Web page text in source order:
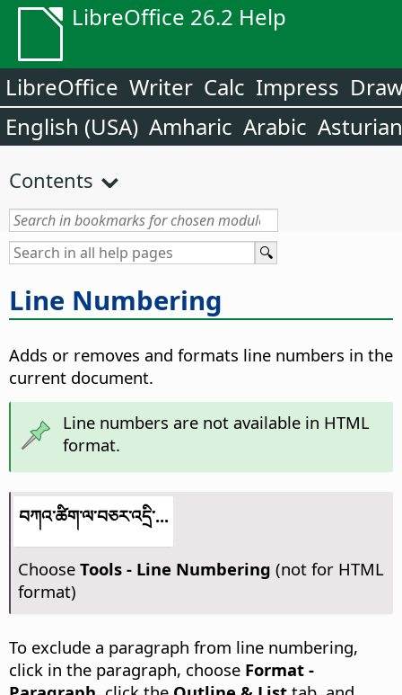
LibreOffice 26.2 Help
LibreOffice Writer Calc Impress
English (USA) Amharic Arabic Asturian
Contents
Line Numbering
Adds or removes and formats line numbers in the
current document.
Line numbers are not available in HTML
format.
བཀའ་ཚིག་ལ་བཅར་འདྲི་...
Choose Tools - Line Numbering (not for HTML
format)
To exclude a paragraph from line numbering,
click in the paragraph, choose Format -